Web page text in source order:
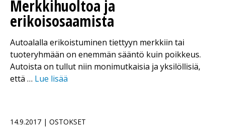
Merkkihuoltoa ja
erikoisosaamista
Autoalalla erikoistuminen tiettyyn merkkiin tai
tuoteryhmään on enemmän sääntö kuin poikkeus.
Autoista on tullut niin monimutkaisia ja yksilöllisiä,
että … Lue lisää
14.9.2017 | OSTOKSET